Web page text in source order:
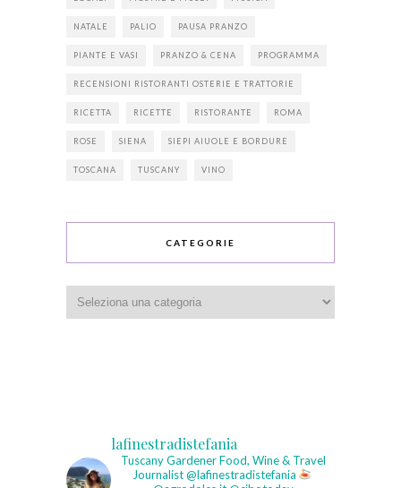
NATALE PALIO PAUSA PRANZO
PIANTE E VASI PRANZO & CENA PROGRAMMA
RECENSIONI RISTORANTI OSTERIE E TRATTORIE
RICETTA RICETTE RISTORANTE ROMA
ROSE SIENA SIEPI AIUOLE E BORDURE
TOSCANA TUSCANY VINO
CATEGORIE
lafinestradistefania
Tuscany GardenerFood, Wine & Travel
Journalist@lafinestradistefania